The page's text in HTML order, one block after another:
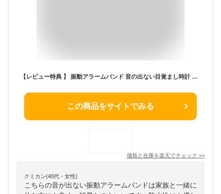
【レビュー特典 】 振動アラームバンド 音の出ない目覚まし時計 スマートウォッチ 時計 腕時計 軽量 強力 振動 目覚まし時計 スポーツ ウォッチ デジタル タイマー バンド デジタル時計 アラーム 步数計 カロリー 測定 IPX65 防水 充電式 二度寝 寝坊 防止 めざまし時計
この商品をサイトでみる
価格と在庫を楽天でチェック >>
クミカン(40代・女性)
こちらの音が出ない振動アラームバンドは家族と一緒に